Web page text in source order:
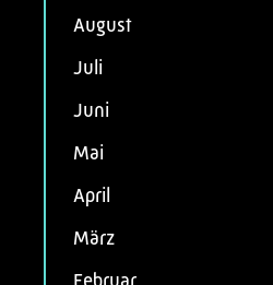
August
Juli
Juni
Mai
April
März
Februar